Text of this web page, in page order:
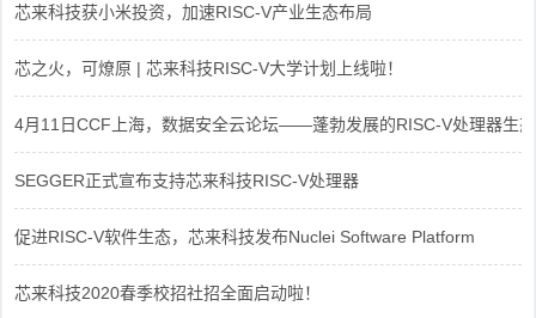
芯来科技获小米投资，加速RISC-V产业生态布局
芯之火，可燎原 | 芯来科技RISC-V大学计划上线啦！
4月11日CCF上海，数据安全云论坛——蓬勃发展的RISC-V处理器生态
SEGGER正式宣布支持芯来科技RISC-V处理器
促进RISC-V软件生态，芯来科技发布Nuclei Software Platform
芯来科技2020春季校招社招全面启动啦！